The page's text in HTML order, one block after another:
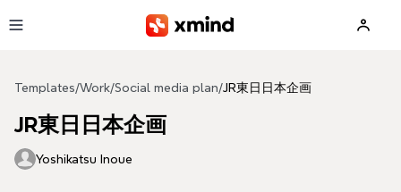
Templates/Work/Social media plan/JR東日日本企画
JR東日日本企画
Yoshikatsu Inoue